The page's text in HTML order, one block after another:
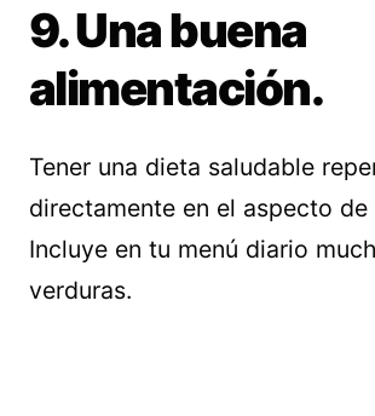
9. Una buena
alimentación.
Tener una dieta saludable
directamente en el aspecto de
Incluye en tu menú diario
verduras.